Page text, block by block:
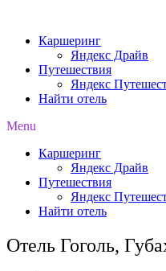
содержимому
Каршеринг
Яндекс Драйв
Путешествия
Яндекс
Найти отель
Menu
Каршеринг
Яндекс Драйв
Путешествия
Яндекс
Найти отель
Отель Гоголь,